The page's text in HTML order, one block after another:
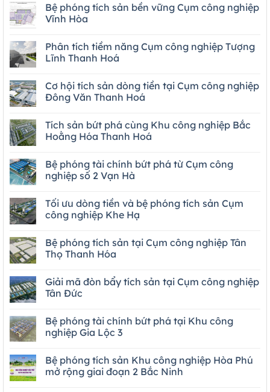
Bệ phóng tích sản bền vững Cụm công nghiệp
Vĩnh Hòa
Phân tích tiềm năng Cụm công nghiệp Tượng
Lĩnh Thanh Hoá
Cơ hội tích sản dòng tiền tại Cụm công nghiệp
Đông Văn Thanh Hoá
Tích sản bứt phá cùng Khu công nghiệp Bắc
Hoằng Hóa Thanh Hoá
Bệ phóng tài chính bứt phá từ Cụm công
nghiệp số 2 Vạn Hà
Tối ưu dòng tiền và bệ phóng tích sản Cụm
công nghiệp Khe Hạ
Bệ phóng tích sản tại Cụm công nghiệp Tân
Thọ Thanh Hóa
Giải mã đòn bẩy tích sản tại Cụm công nghiệp
Tân Đức
Bệ phóng tài chính bứt phá tại Khu công
nghiệp Gia Lộc 3
Bệ phóng tích sản Khu công nghiệp Hòa Phú
mở rộng giai đoạn 2 Bắc Ninh